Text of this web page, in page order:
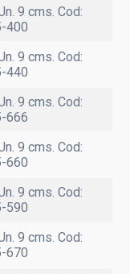
9 cms. Cod:
400
9 cms. Cod:
440
9 cms. Cod:
666
9 cms. Cod:
660
9 cms. Cod:
590
9 cms. Cod:
670